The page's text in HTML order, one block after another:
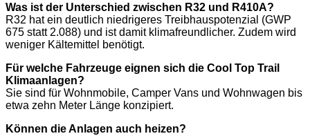
Was ist der Unterschied zwischen R32 und R410A?
R32 hat ein deutlich niedrigeres Treibhauspotenzial (GWP
675 statt 2.088) und ist damit klimafreundlicher. Zudem wird
weniger Kältemittel benötigt.
Für welche Fahrzeuge eignen sich die Cool Top Trail
Klimaanlagen?
Sie sind für Wohnmobile, Camper Vans und Wohnwagen bis
etwa zehn Meter Länge konzipiert.
Können die Anlagen auch heizen?